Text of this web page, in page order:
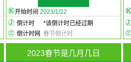
开始时间 2023/1/22
倒计时
*该倒计时已经过期
倒计时网 春节倒计时
2023春节是几月几日